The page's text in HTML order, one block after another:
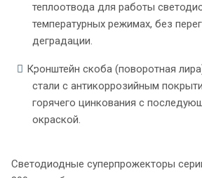
теплоотвода для работы
температурных режимах, без
деградации.
Кронштейн скоба (поворотная
стали с антикоррозийным
горячего цинкования с
окраской.
Светодиодные суперпрожекторы